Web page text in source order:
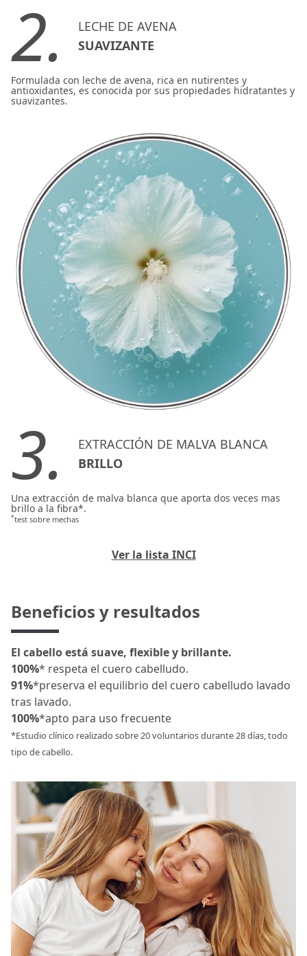
2.
LECHE DE AVENA
SUAVIZANTE
Formulada con leche de avena, rica en nutirentes y
antioxidantes, es conocida por sus propiedades hidratantes y
suavizantes.
3.
EXTRACCIÓN DE MALVA BLANCA
BRILLO
Una extracción de malva blanca que aporta dos veces mas
brillo a la fibra*.
*test sobre mechas
Ver la lista INCI
Beneficios y resultados
El cabello está suave, flexible y brillante.
100%* respeta el cuero cabelludo.
91%*preserva el equilibrio del cuero cabelludo lavado
tras lavado.
100%*apto para uso frecuente
*Estudio clínico realizado sobre 20 voluntarios durante 28 días, todo
tipo de cabello.